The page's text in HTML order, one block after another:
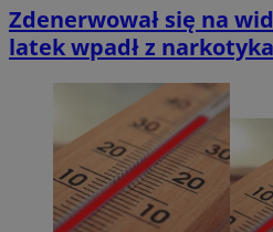
Zdenerwował się na
latek wpadł z